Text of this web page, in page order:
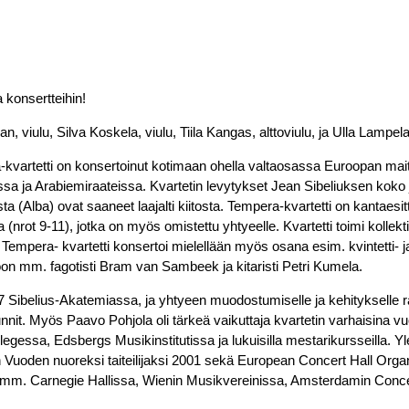
konsertteihin!
viulu, Silva Koskela, viulu, Tiila Kangas, alttoviulu, ja Ulla
on konsertoinut kotimaan ohella valtaosassa Euroopan
ja Arabiemiraateissa. Kvartetin levytykset Jean Sibeliuksen
(Alba) ovat saaneet laajalti kiitosta. Tempera-kvartetti on
9-11), jotka on myös omistettu yhtyeelle. Kvartetti toimi
kvartetti konsertoi mielellään myös osana esim. kvintetti-
mm. fagotisti Bram van Sambeek ja kitaristi Petri Kumela.
Sibelius-Akatemiassa, ja yhtyeen muodostumiselle ja kehitykselle
Myös Paavo Pohjola oli tärkeä vaikuttaja kvartetin varhaisina
Edsbergs Musikinstitutissa ja lukuisilla mestarikursseilla.
nuoreksi taiteilijaksi 2001 sekä European Concert Hall
Carnegie Hallissa, Wienin Musikvereinissa, Amsterdamin